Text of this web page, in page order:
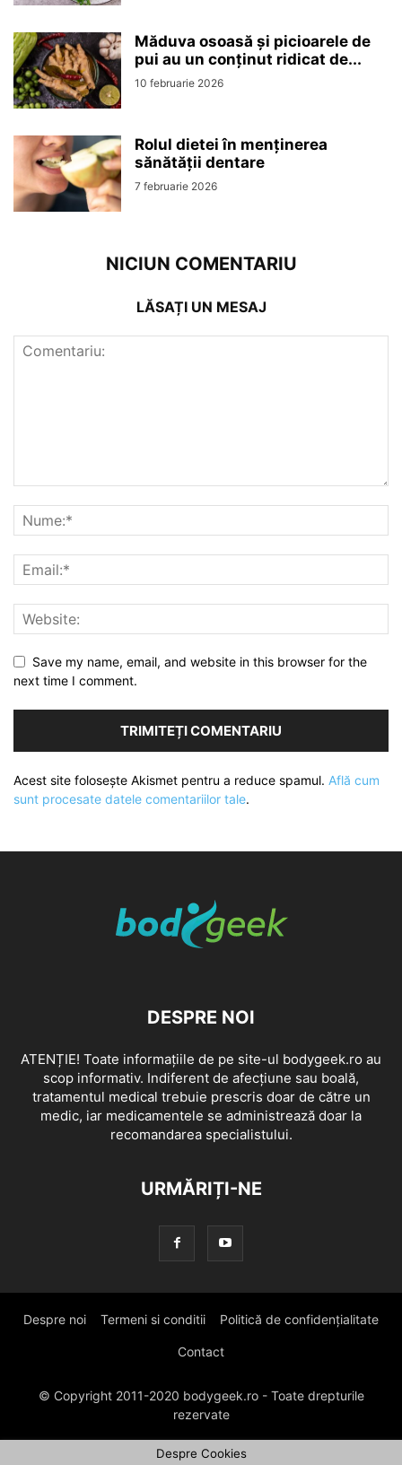
Măduva osoasă și picioarele de
pui au un conținut ridicat de...
10 februarie 2026
Rolul dietei în menținerea
sănătății dentare
7 februarie 2026
NICIUN COMENTARIU
LĂSAȚI UN MESAJ
Save my name, email, and website in this browser for the
next time I comment.
Acest site folosește Akismet pentru a reduce spamul. Află cum
sunt procesate datele comentariilor tale.
DESPRE NOI
ATENȚIE! Toate informațiile de pe site-ul bodygeek.ro au
scop informativ. Indiferent de afecțiune sau boală,
tratamentul medical trebuie prescris doar de către un
medic, iar medicamentele se administrează doar la
recomandarea specialistului.
URMĂRIȚI-NE
Despre noi Termeni si conditii Politică de confidențialitate
Contact
© Copyright 2011-2020 bodygeek.ro - Toate drepturile
rezervate
Despre Cookies